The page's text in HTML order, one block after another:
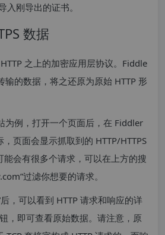
入刚导出的证书。
数据
之上的加密应用层协议。Fiddle
输的数据，将之还原为原始 HTTP 形
为例，打开一个页面后，在 Fiddler
页面会显示抓取到的 HTTP/HTTPS
会有很多个请求，可以在上方的搜
过滤你想要的请求。
，可以看到 HTTP 请求和响应的详
，即可查看原始数据。请注意，原